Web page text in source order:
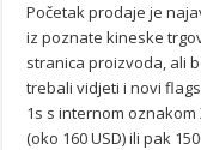
Početak prodaje je
iz poznate kineske
stranica proizvoda, ali
trebali vidjeti i novi
1s s internom oznakom
(oko 160 USD) ili pak